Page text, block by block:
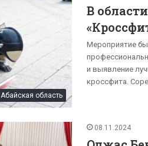
Абайская область
В
Мероприятие
и выявление
кроссфита.
08.11.2024